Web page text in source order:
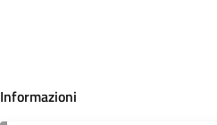
Informazioni